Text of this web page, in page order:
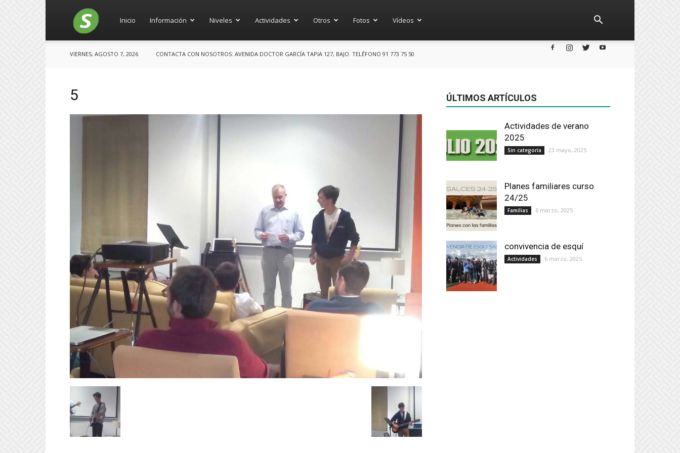
Salces
Inicio Información Niveles Actividades Otros Fotos Vídeos
VIERNES, AGOSTO 7, 2026 CONTACTA CON NOSOTROS: AVENIDA DOCTOR GARCÍA TAPIA 127, BAJO. TELÉFONO 91 773 75 50
5 ÚLTIMOS ARTÍCULOS
Actividades de verano
2025
Sin categoría 23 mayo, 2025
Planes familiares curso
24/25
Familias 6 marzo, 2025
convivencia de esquí
Actividades 6 marzo, 2025